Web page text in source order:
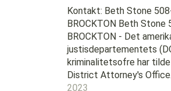
Kontakt: Beth Stone
BROCKTON Beth Stone
BROCKTON - Det
justisdepartementets
kriminalitetsofre har
District Attorney's
2023